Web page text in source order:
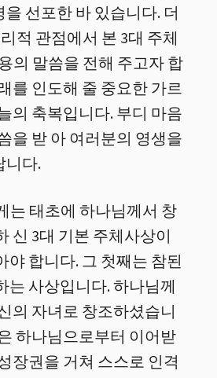
선포한 바 있습니다. 더
적 관점에서 본 3대 주체
의 말씀을 전해 주고자 합
를 인도해 줄 중요한 가르
의 축복입니다. 부디 마음
을 받 아 여러분의 영생을
니다.
는 태초에 하나님께서 창
신 3대 기본 주체사상이
야 합니다. 그 첫째는 참된
는 사상입니다. 하나님께
의 자녀로 창조하셨습니
하나님으로부터 이어받
장권을 거쳐 스스로 인격